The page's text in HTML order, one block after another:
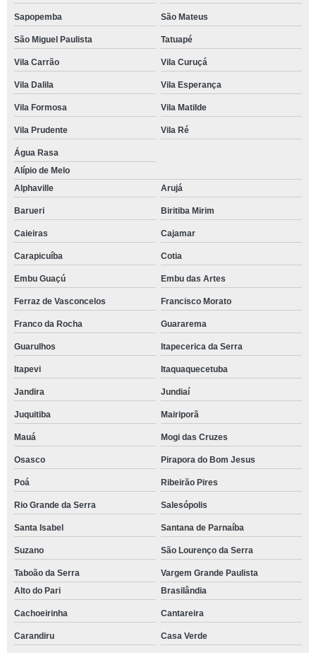
Sapopemba São Mateus
São Miguel Paulista Tatuapé
Vila Carrão Vila Curuçá
Vila Dalila Vila Esperança
Vila Formosa Vila Matilde
Vila Prudente Vila Ré
Água Rasa
Alípio de Melo
Alphaville
Arujá
Barueri Biritiba Mirim
Caieiras Cajamar
Carapicuíba Cotia
Embu Guaçú Embu das Artes
Ferraz de Vasconcelos Francisco Morato
Franco da Rocha Guararema
Guarulhos Itapecerica da Serra
Itapevi Itaquaquecetuba
Jandira Jundiaí
Juquitiba Mairiporã
Mauá Mogi das Cruzes
Osasco Pirapora do Bom Jesus
Poá Ribeirão Pires
Rio Grande da Serra Salesópolis
Santa Isabel Santana de Parnaíba
Suzano São Lourenço da Serra
Taboão da Serra
Vargem Grande Paulista
Alto do Pari
Brasilândia
Cachoeirinha Cantareira
Carandiru Casa Verde